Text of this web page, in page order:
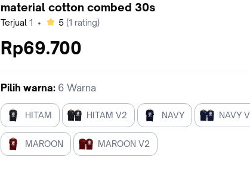
material cotton combed 30s
Terjual 1 • bintang
5 (1 rating)
Rp69.700
Pilih warna: 6 Warna
HITAM HITAM V2 NAVY NAVY
MAROON MAROON V2